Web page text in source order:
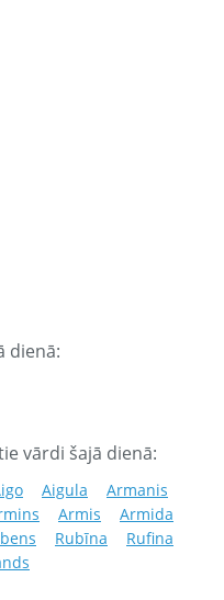
dienā:
vārdi šajā dienā:
Aigula
Armanis
Armis
Armida
Rubīna
Rufina